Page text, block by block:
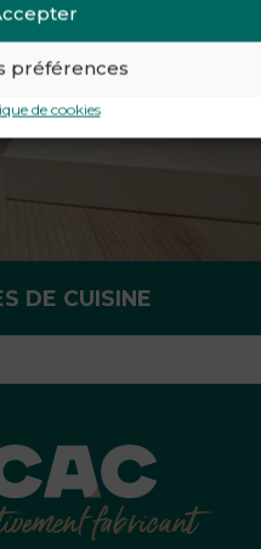
préférences
de cookies
DE CUISINE